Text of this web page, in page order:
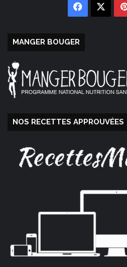
Facebook
MANGER BOUGER
NOS RECETTES APPROUVÉES